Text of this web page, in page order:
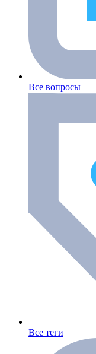
Все вопросы
Все теги